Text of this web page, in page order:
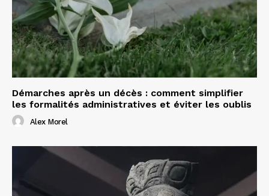
Démarches après un décès : comment simplifier
les formalités administratives et éviter les oublis
Alex Morel